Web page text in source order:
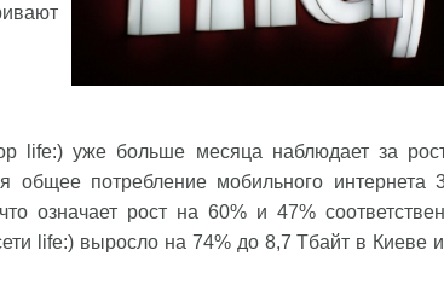
life:) уже больше месяца наблюдает за
общее потребление мобильного интернета
означает рост на 60% и 47%
life:) выросло на 74% до 8,7 Тбайт в Киеве